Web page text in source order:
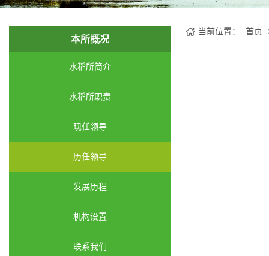
本所概况
水稻所简介
水稻所职责
现任领导
历任领导
发展历程
机构设置
联系我们
当前位置： 首页